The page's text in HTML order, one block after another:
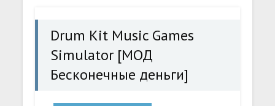
Drum Kit Music Games
Simulator [МОД
Бесконечные деньги]